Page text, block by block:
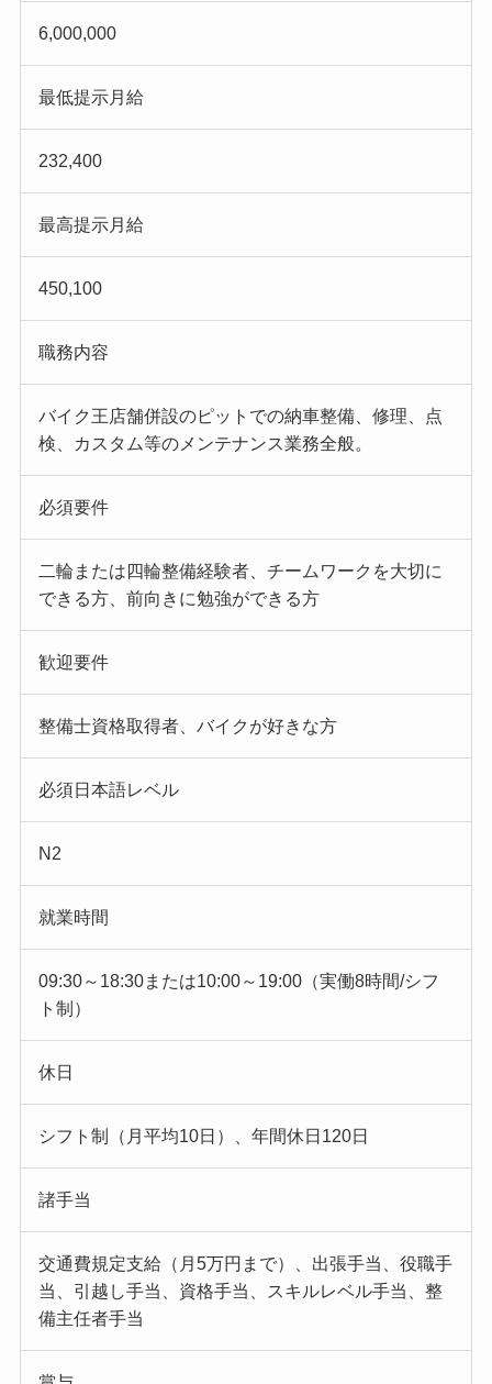
6,000,000
最低提示月給
232,400
最高提示月給
450,100
職務内容
バイク王店舗併設のピットでの納車整備、修理、点
検、カスタム等のメンテナンス業務全般。
必須要件
二輪または四輪整備経験者、チームワークを大切に
できる方、前向きに勉強ができる方
歓迎要件
整備士資格取得者、バイクが好きな方
必須日本語レベル
N2
就業時間
09:30～18:30または10:00～19:00（実働8時間/シフ
ト制）
休日
シフト制（月平均10日）、年間休日120日
諸手当
交通費規定支給（月5万円まで）、出張手当、役職手
当、引越し手当、資格手当、スキルレベル手当、整
備主任者手当